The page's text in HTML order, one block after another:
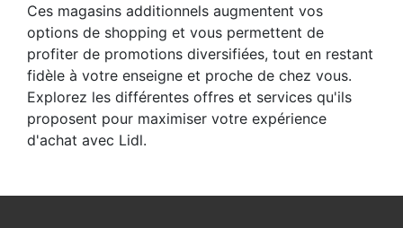
Ces magasins additionnels augmentent vos
options de shopping et vous permettent de
profiter de promotions diversifiées, tout en restant
fidèle à votre enseigne et proche de chez vous.
Explorez les différentes offres et services qu'ils
proposent pour maximiser votre expérience
d'achat avec Lidl.